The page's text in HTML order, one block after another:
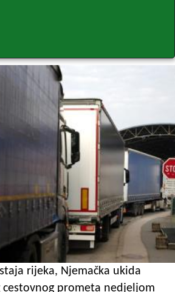
rijeka, Njemačka ukida
prometa nedjeljom